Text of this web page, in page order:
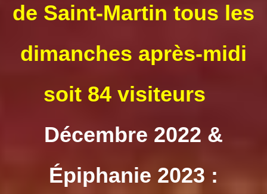
de Saint-Martin tous les
dimanches après-midi
soit 84 visiteurs
Décembre 2022 &
Épiphanie 2023 :